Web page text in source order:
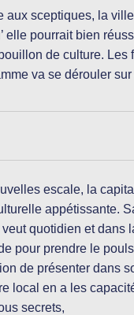
aux sceptiques, la
elle pourrait bien
de culture.
va se dérouler sur
escale, la
appétissante.
quotidien et dans
pour prendre le
de présenter dans
local en a les
secrets,